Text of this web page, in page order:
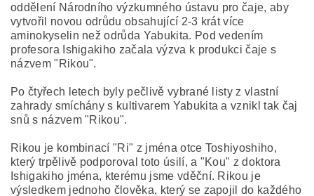
oddělení Národního výzkumného ústavu pro čaje, aby
vytvořil novou odrůdu obsahující 2-3 krát více
aminokyselin než odrůda Yabukita. Pod vedením
profesora Ishigakiho začala výzva k produkci čaje s
názvem "Rikou".
Po čtyřech letech byly pečlivě vybrané listy z vlastní
zahrady smíchány s kultivarem Yabukita a vznikl tak čaj
snů s názvem "Rikou".
Rikou je kombinací "Ri" z jména otce Toshiyoshiho,
který trpělivě podporoval toto úsilí, a "Kou" z doktora
Ishigakiho jména, kterému jsme vděční. Rikou je
výsledkem jednoho člověka, který se zapojil do každého